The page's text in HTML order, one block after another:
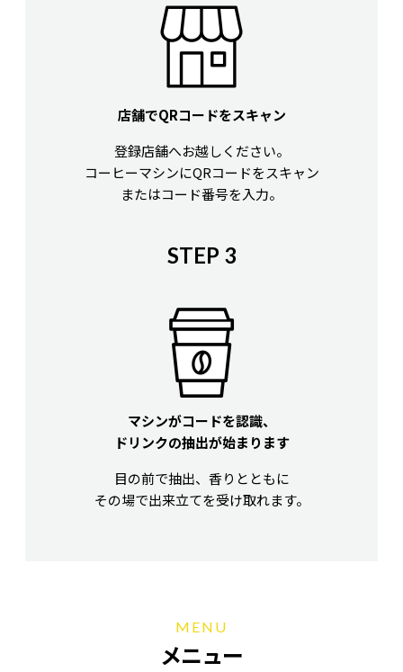
店舗でQRコードをスキャン
登録店舗へお越しください。
コーヒーマシンにQRコードをスキャン
またはコード番号を入力。
STEP 3
マシンがコードを認識、
ドリンクの抽出が始まります
目の前で抽出、香りとともに
その場で出来立てを受け取れます。
MENU
メニュー